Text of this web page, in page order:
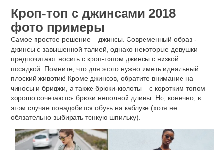
Кроп-топ с джинсами 2018
фото примеры
Самое простое решение – джинсы. Современный образ -
джинсы с завышенной талией, однако некоторые девушки
предпочитают носить с кроп-топом джинсы с низкой
посадкой. Помните, что для этого нужно иметь идеальный
плоский животик! Кроме джинсов, обратите внимание на
чиносы и бриджи, а также брюки-кюлоты – с коротким топом
хорошо сочетаются брюки неполной длины. Но, конечно, в
этом случае понадобится обувь на каблуке (хотя не
обязательно выбирать тонкую шпильку).